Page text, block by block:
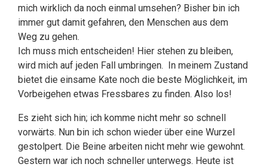
mich wirklich da noch einmal umsehen? Bisher bin ich
immer gut damit gefahren, den Menschen aus dem
Weg zu gehen.
Ich muss mich entscheiden! Hier stehen zu bleiben,
wird mich auf jeden Fall umbringen. In meinem Zustand
bietet die einsame Kate noch die beste Möglichkeit, im
Vorbeigehen etwas Fressbares zu finden. Also los!
Es zieht sich hin; ich komme nicht mehr so schnell
vorwärts. Nun bin ich schon wieder über eine Wurzel
gestolpert. Die Beine arbeiten nicht mehr wie gewohnt.
Gestern war ich noch schneller unterwegs. Heute ist